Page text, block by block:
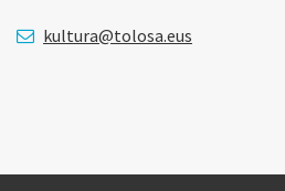
kultura@tolosa.eus